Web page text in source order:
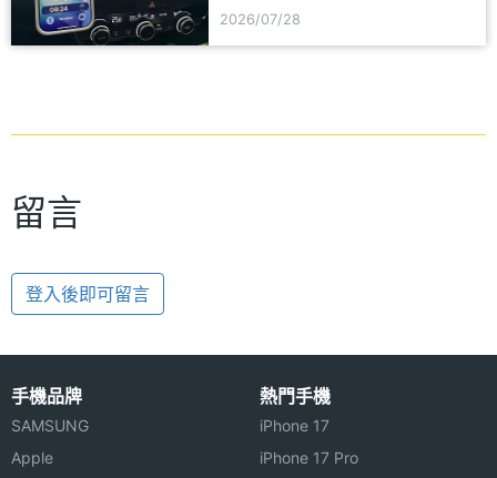
2026/07/28
留言
登入後即可留言
手機品牌
SAMSUNG
Apple
熱門手機
iPhone 17
iPhone 17 Pro